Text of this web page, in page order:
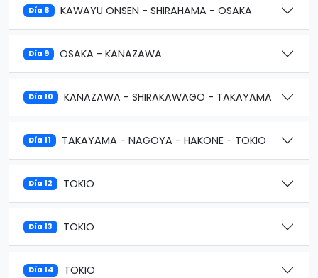
Día 8 KAWAYU ONSEN - SHIRAHAMA - OSAKA
Día 9 OSAKA - KANAZAWA
Día 10 KANAZAWA - SHIRAKAWAGO - TAKAYAMA
Día 11 TAKAYAMA - NAGOYA - HAKONE - TOKIO
Día 12 TOKIO
Día 13 TOKIO
Día 14 TOKIO